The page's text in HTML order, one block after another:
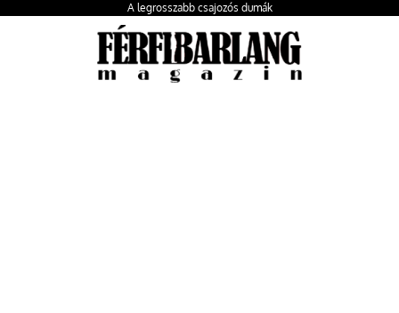
A legrosszabb csajozós dumák